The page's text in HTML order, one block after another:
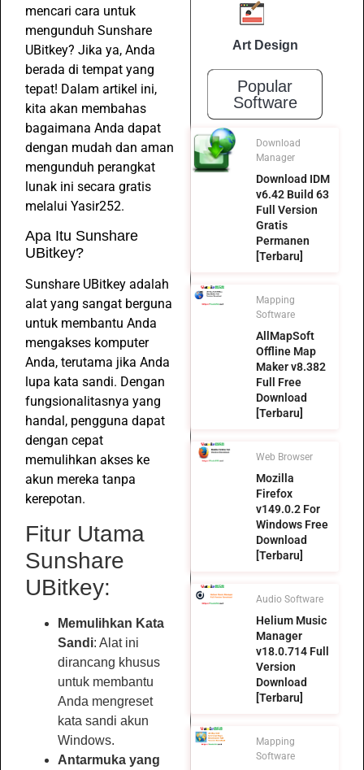
mencari cara untuk
mengunduh Sunshare
UBitkey? Jika ya, Anda
berada di tempat yang
tepat! Dalam artikel ini,
kita akan membahas
bagaimana Anda dapat
dengan mudah dan aman
mengunduh perangkat
lunak ini secara gratis
melalui Yasir252.
Apa Itu Sunshare
UBitkey?
Sunshare UBitkey adalah
alat yang sangat berguna
untuk membantu Anda
mengakses komputer
Anda, terutama jika Anda
lupa kata sandi. Dengan
fungsionalitasnya yang
handal, pengguna dapat
dengan cepat
memulihkan akses ke
akun mereka tanpa
kerepotan.
Fitur Utama
Sunshare
UBitkey:
Memulihkan Kata
Sandi: Alat ini
dirancang khusus
untuk membantu
Anda mengreset
kata sandi akun
Windows.
Antarmuka yang
Art Design
Popular
Software
Download
Manager
Download IDM
v6.42 Build 63
Full Version
Gratis
Permanen
[Terbaru]
Mapping
Software
AllMapSoft
Offline Map
Maker v8.382
Full Free
Download
[Terbaru]
Web Browser
Mozilla
Firefox
v149.0.2 For
Windows Free
Download
[Terbaru]
Audio Software
Helium Music
Manager
v18.0.714 Full
Version
Download
[Terbaru]
Mapping
Software